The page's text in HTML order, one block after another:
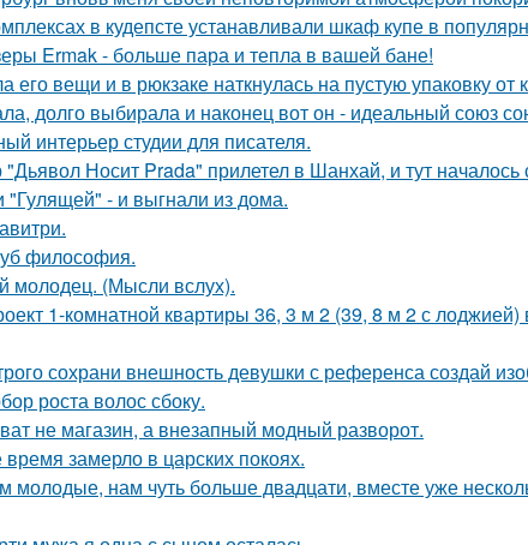
в кудепсте устанавливали шкаф купе в
Ermak - больше пара и тепла в вашей бане!
его вещи и в рюкзаке наткнулась на пустую упаковку от
долго выбирала и наконец вот он - идеальный союз
интерьер студии для писателя.
"Дьявол Носит Prada" прилетел в Шанхай, и тут началось
"Гулящей" - и выгнали из дома.
философия.
молодец. (Мысли вслух).
1-комнатной квартиры 36, 3 м 2 (39, 8 м 2 с
сохрани внешность девушки с референса создай
роста волос сбоку.
не магазин, а внезапный модный разворот.
замерло в царских покоях.
нам чуть больше двадцати, вместе уже